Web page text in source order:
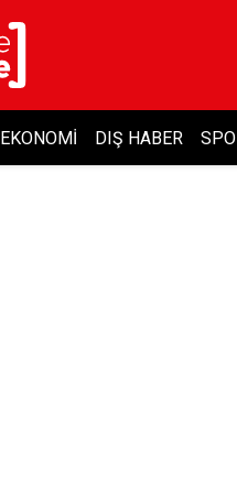
EKONOMI DIŞ HABER